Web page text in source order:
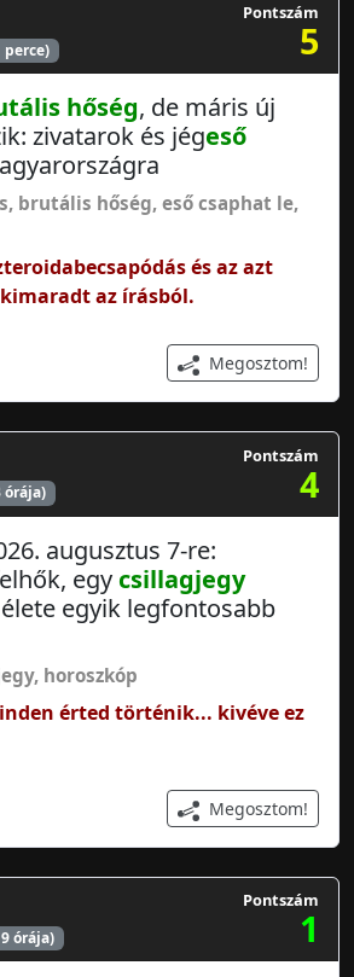
perce)
Pontszám
5
hőség, de máris új
zivatarok és jégeső
, brutális hőség, eső csaphat le,
és az azt
az írásból.
Megosztom!
órája)
Pontszám
4
augusztus 7-re:
egy csillagjegy
egyik legfontosabb
, horoszkóp
érted történik... kivéve ez
Megosztom!
órája)
Pontszám
1